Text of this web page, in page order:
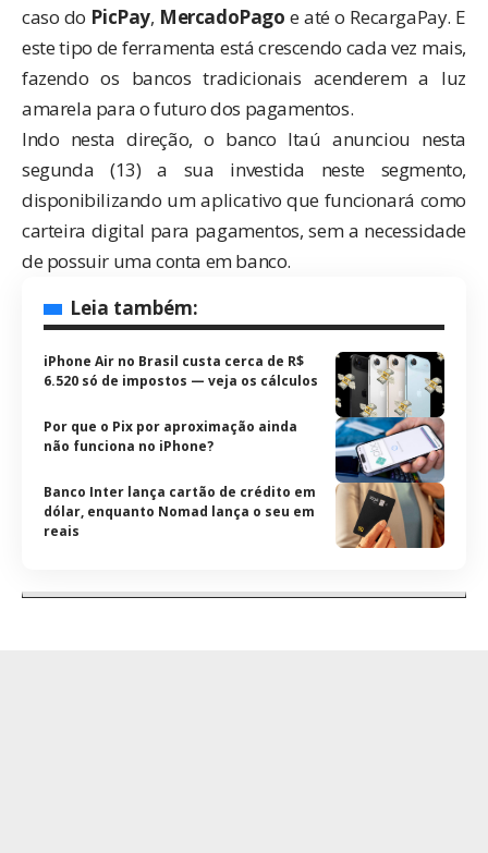
caso do PicPay, MercadoPago e até o RecargaPay. E
este tipo de ferramenta está crescendo cada vez mais,
fazendo os bancos tradicionais acenderem a luz
amarela para o futuro dos pagamentos.
Indo nesta direção, o banco Itaú anunciou nesta
segunda (13) a sua investida neste segmento,
disponibilizando um aplicativo que funcionará como
carteira digital para pagamentos, sem a necessidade
de possuir uma conta em banco.
Leia também:
iPhone Air no Brasil custa cerca de R$
6.520 só de impostos — veja os cálculos
Por que o Pix por aproximação ainda
não funciona no iPhone?
Banco Inter lança cartão de crédito em
dólar, enquanto Nomad lança o seu em
reais